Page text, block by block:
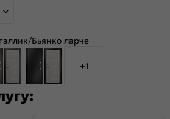
Бьянко ларче
+1